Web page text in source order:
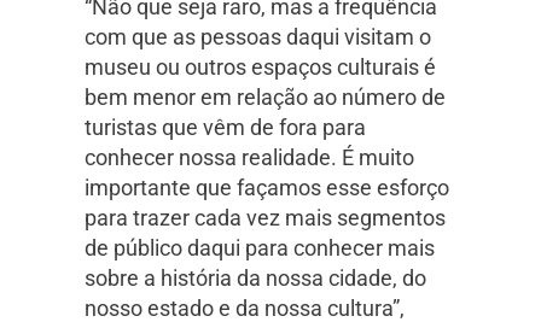
“Não que seja raro, mas a frequência
com que as pessoas daqui visitam o
museu ou outros espaços culturais é
bem menor em relação ao número de
turistas que vêm de fora para
conhecer nossa realidade. É muito
importante que façamos esse esforço
para trazer cada vez mais segmentos
de público daqui para conhecer mais
sobre a história da nossa cidade, do
nosso estado e da nossa cultura”,